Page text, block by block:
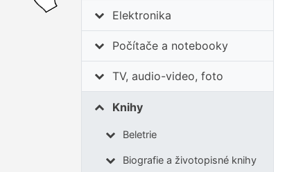
Elektronika
Počítače a notebooky
TV, audio-video, foto
Knihy
Beletrie
Biografie a životopisné knihy